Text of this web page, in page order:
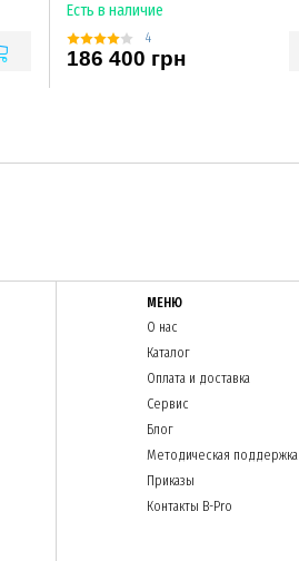
Есть в наличие
4
186 400 грн
МЕНЮ
О нас
Каталог
Оплата и доставка
Сервис
Блог
Методическая поддержка
Приказы
Контакты B-Pro